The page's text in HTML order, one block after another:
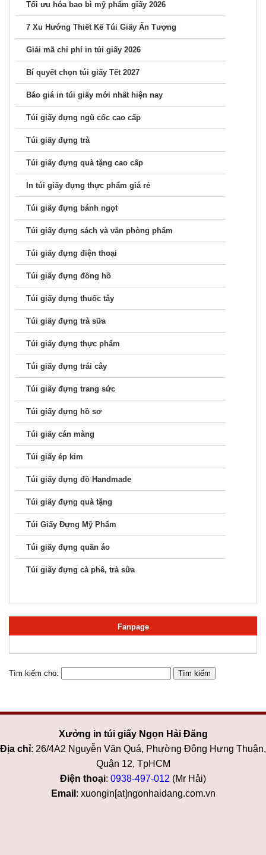
Giải mã chi phí in túi giấy 2026
Bí quyết chọn túi giấy Tết 2027
Báo giá in túi giấy mới nhất hiện nay
Túi giấy đựng ngũ cốc cao cấp
Túi giấy đựng trà
Túi giấy đựng quà tặng cao cấp
In túi giấy đựng thực phẩm giá rẻ
Túi giấy đựng bánh ngọt
Túi giấy đựng sách và văn phòng phẩm
Túi giấy đựng điện thoại
Túi giấy đựng đồng hồ
Túi giấy đựng thuốc tây
Túi giấy đựng trà sữa
Túi giấy đựng thực phẩm
Túi giấy đựng trái cây
Túi giấy đựng trang sức
Túi giấy đựng hồ sơ
Túi giấy cán màng
Túi giấy ép kim
Túi giấy đựng đồ Handmade
Túi giấy đựng quà tặng
Túi Giấy Đựng Mỹ Phẩm
Túi giấy đựng quần áo
Túi giấy đựng cà phê, trà sữa
Điện thoại:0938-497-012(Mr Hải)
Email: xuongin[at]ngonhaidang.com.vn